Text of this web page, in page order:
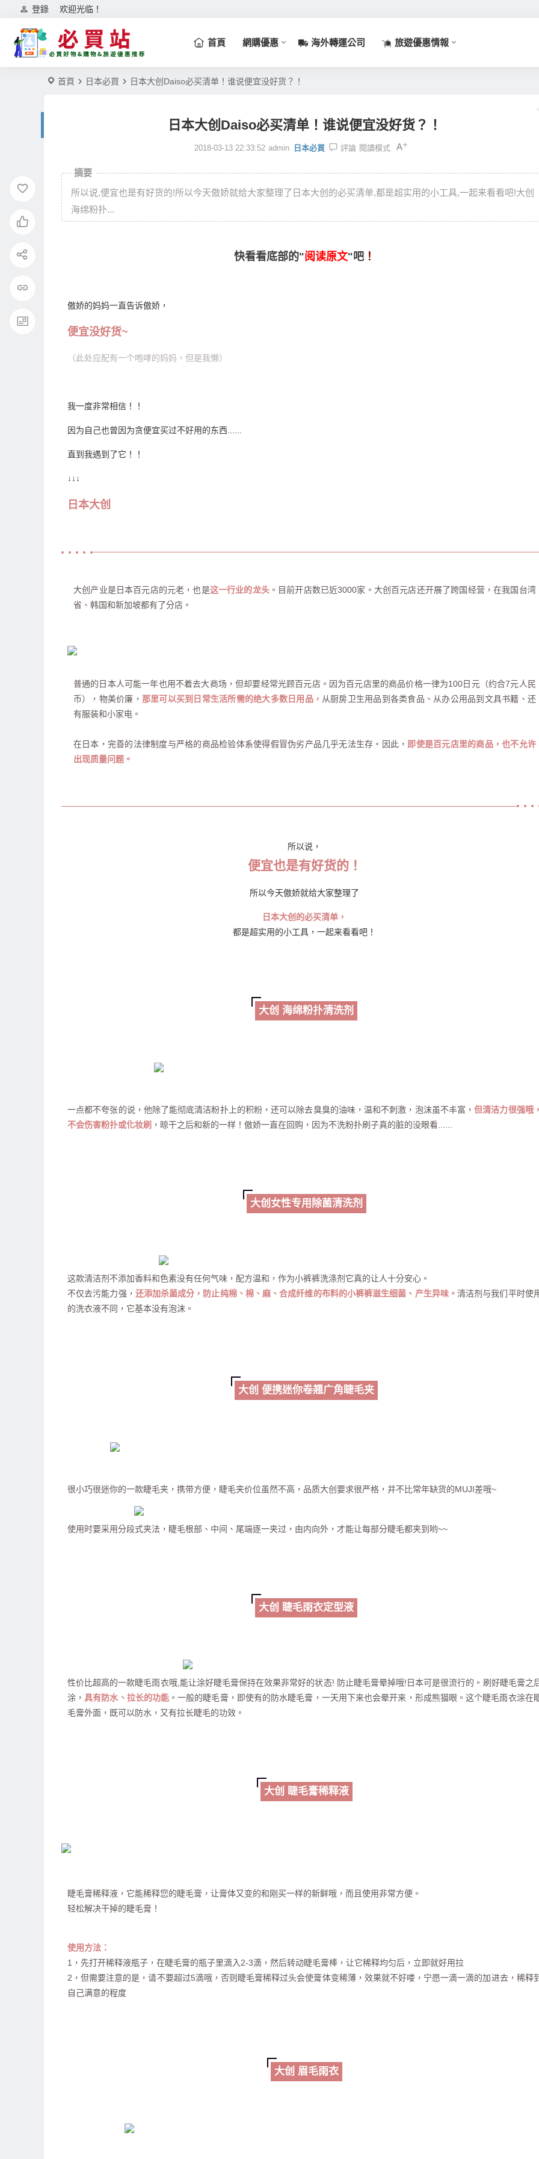
欢迎光临！
登錄
首頁 網購優惠 海外轉運公司 旅遊優惠情報
首頁 日本必買 日本大创Daiso必买清单！谁说便宜没好货？！
日本大创Daiso必买清单！谁说便宜没好货？！
2018-03-13 22:33:52 admin 日本必買 評論 閱讀模式
摘要
所以说,便宜也是有好货的!所以今天傲娇就给大家整理了日本大创的必买清单,都是超实用的小工具,一起来看看吧!大创
海绵粉扑...
快看看底部的"阅读原文"吧 ！
傲娇的妈妈一直告诉傲娇，
便宜没好货~
（此处应配有一个咆哮的妈妈，但是我懒）
我一度非常相信！！
因为自己也曾因为贪便宜买过不好用的东西......
直到我遇到了它！！
↓↓↓
日本大创
大创产业是日本百元店的元老，也是这一行业的龙头。目前开店数已近3000家。大创百元店还开展了跨国经营，在我国台湾
省、韩国和新加坡都有了分店。
普通的日本人可能一年也用不着去大商场，但却要经常光顾百元店。因为百元店里的商品价格一律为100日元（约合7元人民
币），物美价廉， 那里可以买到日常生活所需的绝大多数日用品， 从厨房卫生用品到各类食品、从办公用品到文具书籍、还
有服装和小家电。
在日本，完善的法律制度与严格的商品检验体系使得假冒伪劣产品几乎无法生存。因此， 即使是百元店里的商品，也不允许
出现质量问题。
所以说，
便宜也是有好货的！
所以今天傲娇就给大家整理了
日本大创的必买清单，
都是超实用的小工具，一起来看看吧！
大创 海绵粉扑清洗剂
一点都不夸张的说，他除了能彻底清洁粉扑上的积粉，还可以除去臭臭的油味，温和不刺激，泡沫虽不丰富，但清洁力很强哦
不会伤害粉扑或化妆刷 ，晾干之后和新的一样！傲娇一直在回购，因为不洗粉扑刷子真的脏的没眼看......
大创女性专用除菌清洗剂
这款清洁剂不添加香料和色素没有任何气味，配方温和，作为小裤裤洗涤剂它真的让人十分安心。
不仅去污能力强， 还添加杀菌成分，防止纯棉、棉、麻、合成纤维的布料的小裤裤滋生细菌、产生异味。清洁剂与我们平时使
的洗衣液不同，它基本没有泡沫。
大创 便携迷你卷翘广角睫毛夹
很小巧很迷你的一款睫毛夹，携带方便，睫毛夹价位虽然不高，品质大创要求很严格，并不比常年缺货的MUJI差哦~
使用时要采用分段式夹法，睫毛根部、中间、尾端逐一夹过，由内向外，才能让每部分睫毛都夹到哟~~
大创 睫毛雨衣定型液
性价比超高的一款睫毛雨衣哦,能让涂好睫毛膏保持在效果非常好的状态! 防止睫毛膏晕掉哦!日本可是很流行的。刷好睫毛膏之
涂，具有防水、拉长的功能 。一般的睫毛膏，即使有的防水睫毛膏，一天用下来也会晕开来，形成熊猫眼。这个睫毛雨衣涂在
毛膏外面，既可以防水，又有拉长睫毛的功效。
大创 睫毛膏稀释液
睫毛膏稀释液，它能稀释您的睫毛膏，让膏体又变的和刚买一样的新鲜哦，而且使用非常方便。
轻松解决干掉的睫毛膏！
使用方法：
1，先打开稀释液瓶子，在睫毛膏的瓶子里滴入2-3滴，然后转动睫毛膏棒，让它稀释均匀后，立即就好用拉
2，但需要注意的是，请不要超过5滴哦，否则睫毛膏稀释过头会使膏体变稀薄，效果就不好喽，宁愿一滴一滴的加进去，稀释
自己满意的程度
大创 眉毛雨衣